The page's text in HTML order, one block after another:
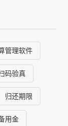
管理软件
码验真
归还期限
用金